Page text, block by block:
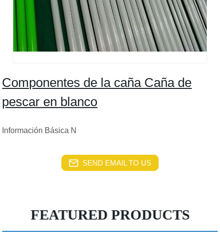
Componentes de la caña Caña de
pescar en blanco
Información Básica N
SEND EMAIL TO US
FEATURED PRODUCTS